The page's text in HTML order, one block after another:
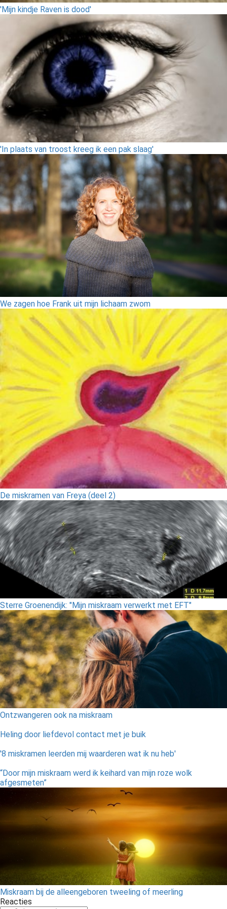
'Mijn kindje Raven is dood'
'In plaats van troost kreeg ik een pak slaag'
We zagen hoe Frank uit mijn lichaam zwom
De miskramen van Freya (deel 2)
Sterre Groenendijk: "Mijn miskraam verwerkt met EFT"
Ontzwangeren ook na miskraam
Heling door liefdevol contact met je buik
'8 miskramen leerden mij waarderen wat ik nu heb'
“Door mijn miskraam werd ik keihard van mijn roze wolk
afgesmeten”
Miskraam bij de alleengeboren tweeling of meerling
Reacties